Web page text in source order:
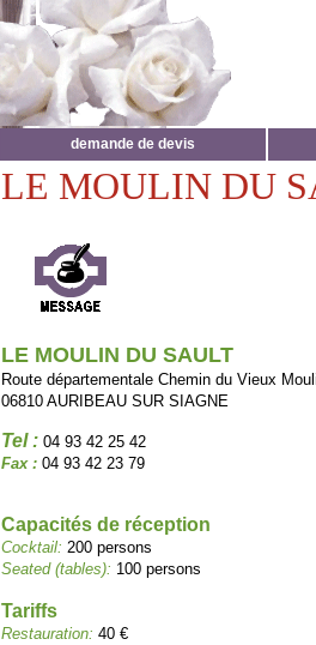
demande de devis
LE MOULIN DU
LE MOULIN DU SAULT
Route départementale Chemin du Vieux
06810 AURIBEAU SUR SIAGNE
Tel : 04 93 42 25 42
Fax : 04 93 42 23 79
Capacités de réception
Cocktail: 200 persons
Seated (tables): 100 persons
Tariffs
Restauration: 40 €